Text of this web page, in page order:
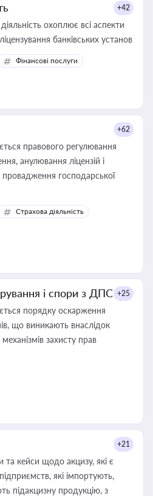
+42
охоплює всі аспекти
банківських установ
Фінансові послуги
+62
правового регулювання
анулювання ліцензій і
провадження господарської
Страхова діяльність
і спори з ДПС +25
порядку оскарження
що виникають внаслідок
захисту прав
+21
та кейси щодо акцизу, які є
які імпортують,
підакцизну продукцію, з